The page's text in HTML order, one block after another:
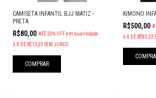
CAMISETA INFANTIL BJJ MATIZ -
PRETA
R$80,00 ATÉ 20% OFFem quantidade
6X DE R$13,33 SEM JUROS
COMPRAR
KIMONO
R$500,00
6 X DE R$83,33